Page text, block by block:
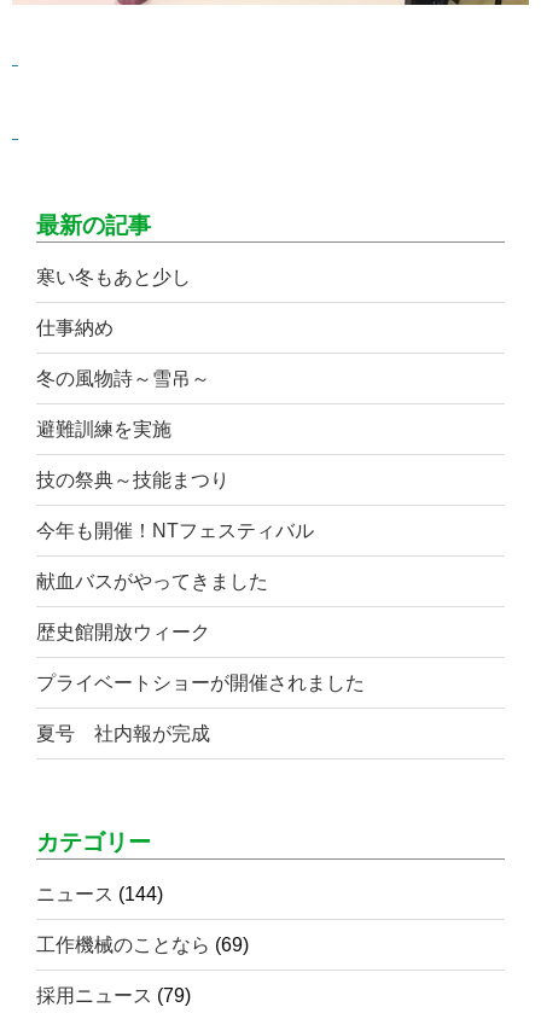
最新の記事
寒い冬もあと少し
仕事納め
冬の風物詩～雪吊～
避難訓練を実施
技の祭典～技能まつり
今年も開催！NTフェスティバル
献血バスがやってきました
歴史館開放ウィーク
プライベートショーが開催されました
夏号 社内報が完成
カテゴリー
ニュース (144)
工作機械のことなら (69)
採用ニュース (79)